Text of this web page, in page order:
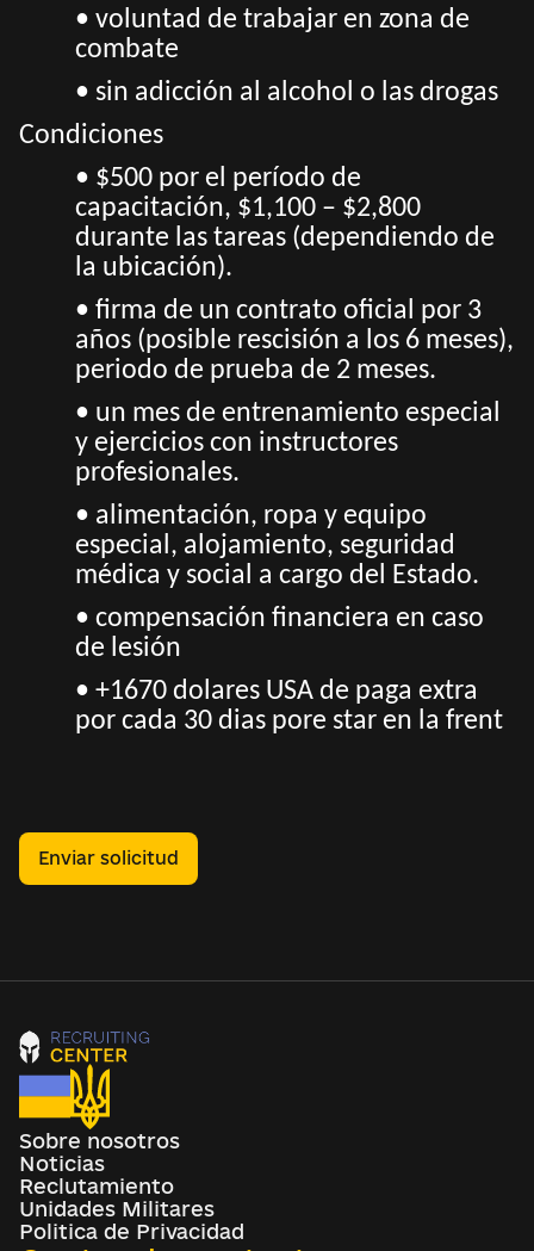
• voluntad de trabajar en zona de
combate
• sin adicción al alcohol o las drogas
Condiciones
• $500 por el período de
capacitación, $1,100 – $2,800
durante las tareas (dependiendo de
la ubicación).
• firma de un contrato oficial por 3
años (posible rescisión a los 6 meses),
periodo de prueba de 2 meses.
• un mes de entrenamiento especial
y ejercicios con instructores
profesionales.
• alimentación, ropa y equipo
especial, alojamiento, seguridad
médica y social a cargo del Estado.
• compensación financiera en caso
de lesión
• +1670 dolares USA de paga extra
por cada 30 dias pore star en la frent
Enviar solicitud
Sobre nosotros
Noticias
Reclutamiento
Unidades Militares
Politica de Privacidad